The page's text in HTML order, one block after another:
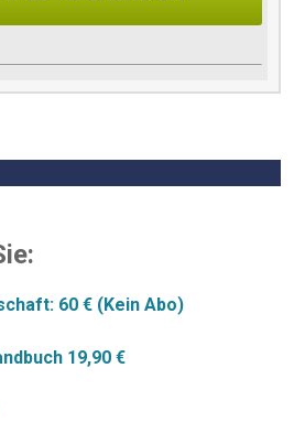
60 € (Kein Abo)
19,90 €